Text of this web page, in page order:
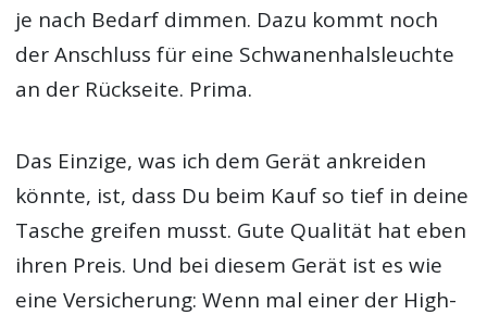
je nach Bedarf dimmen. Dazu kommt noch
der Anschluss für eine Schwanenhalsleuchte
an der Rückseite. Prima.
Das Einzige, was ich dem Gerät ankreiden
könnte, ist, dass Du beim Kauf so tief in deine
Tasche greifen musst. Gute Qualität hat eben
ihren Preis. Und bei diesem Gerät ist es wie
eine Versicherung: Wenn mal einer der High-